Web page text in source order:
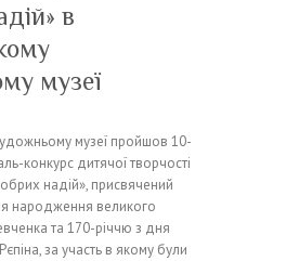
в
музеї
музеї пройшов 10-
конкурс дитячої творчості
надій», присвячений
народження великого
та 170-річчю з дня
за участь в якому були